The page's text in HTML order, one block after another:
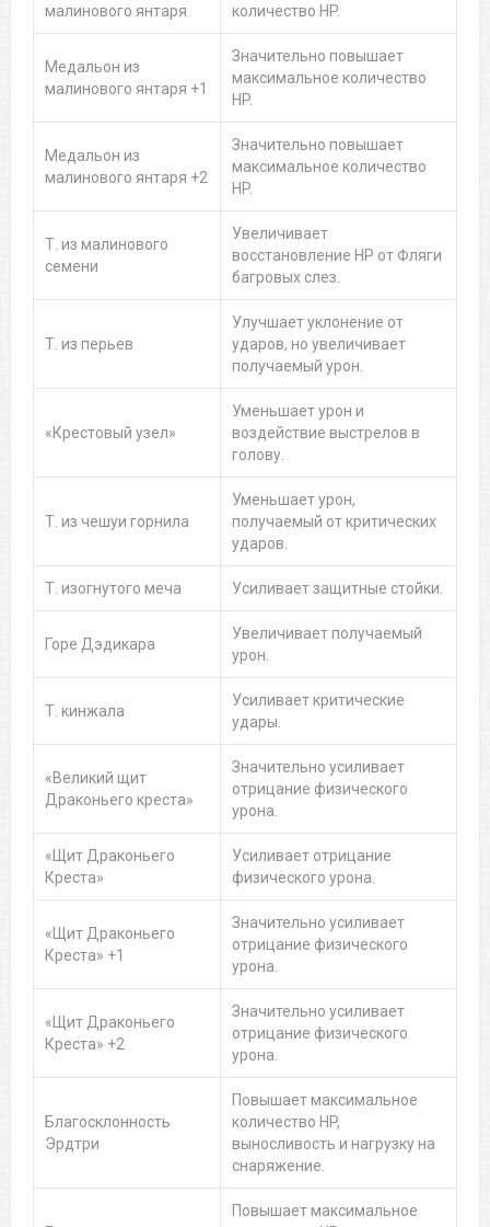
малинового янтаря
количество HP.
Медальон из
малинового янтаря +1
Значительно повышает
максимальное количество
HP.
Медальон из
малинового янтаря +2
Значительно повышает
максимальное количество
HP.
Т. из малинового
семени
Увеличивает
восстановление HP от Фляги
багровых слез.
Т. из перьев
Улучшает уклонение от
ударов, но увеличивает
получаемый урон.
«Крестовый узел»
Уменьшает урон и
воздействие выстрелов в
голову.
Т. из чешуи горнила
Уменьшает урон,
получаемый от критических
ударов.
Т. изогнутого меча Усиливает защитные стойки.
Горе Дэдикара
Увеличивает получаемый
урон.
Т. кинжала
Усиливает критические
удары.
«Великий щит
Драконьего креста»
Значительно усиливает
отрицание физического
урона.
«Щит Драконьего
Креста»
Усиливает отрицание
физического урона.
«Щит Драконьего
Креста» +1
Значительно усиливает
отрицание физического
урона.
«Щит Драконьего
Креста» +2
Значительно усиливает
отрицание физического
урона.
Благосклонность
Эрдтри
Повышает максимальное
количество HP,
выносливость и нагрузку на
снаряжение.
Повышает максимальное